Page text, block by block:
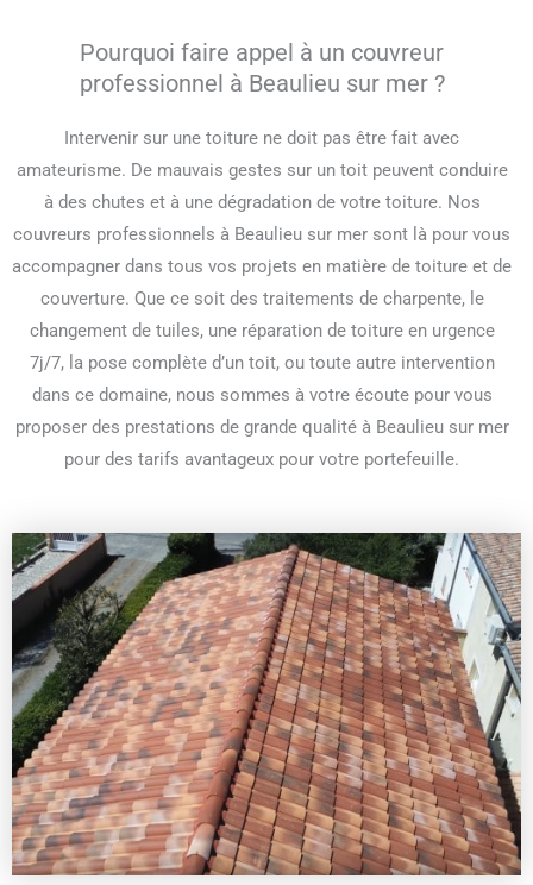
Pourquoi faire appel à un couvreur
professionnel à Beaulieu sur mer ?
Intervenir sur une toiture ne doit pas être fait avec
amateurisme. De mauvais gestes sur un toit peuvent conduire
à des chutes et à une dégradation de votre toiture. Nos
couvreurs professionnels à Beaulieu sur mer sont là pour vous
accompagner dans tous vos projets en matière de toiture et de
couverture. Que ce soit des traitements de charpente, le
changement de tuiles, une réparation de toiture en urgence
7j/7, la pose complète d’un toit, ou toute autre intervention
dans ce domaine, nous sommes à votre écoute pour vous
proposer des prestations de grande qualité à Beaulieu sur mer
pour des tarifs avantageux pour votre portefeuille.